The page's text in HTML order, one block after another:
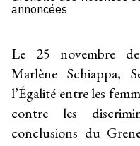
annoncées
Le 25 novembre
Marlène Schiappa,
l’Égalité entre les
contre les
conclusions du